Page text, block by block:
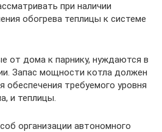
при наличии
обогрева теплицы к системе
от дома к парнику, нуждаются в
Запас мощности котла должен
требуемого уровня
и теплицы.
организации автономного